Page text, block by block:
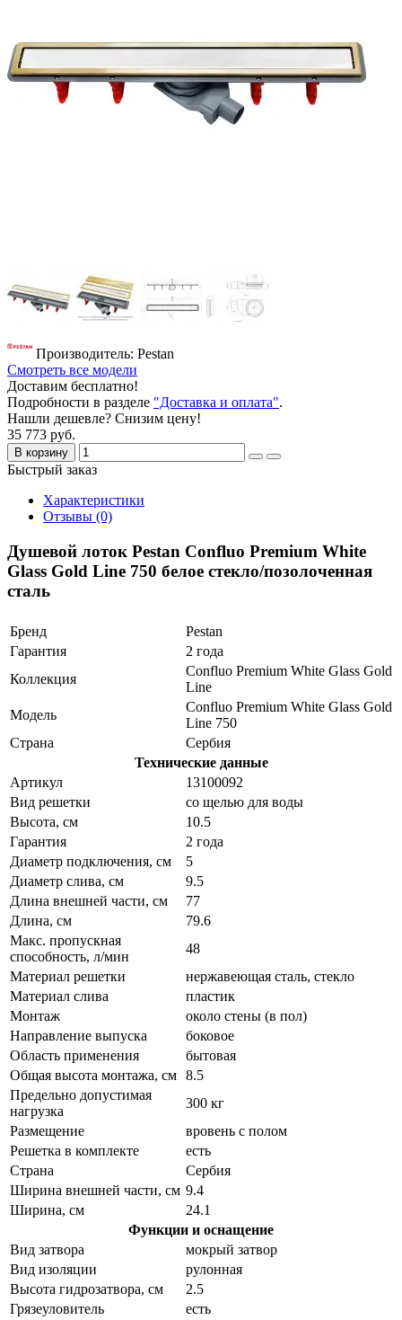
Производитель: Pestan
Смотреть все модели
Доставим бесплатно!
Подробности в разделе "Доставка и оплата".
Нашли дешевле? Снизим цену!
35 773 руб.
В корзину
Быстрый заказ
Характеристики
Отзывы (0)
Душевой лоток Pestan Confluo Premium White
Glass Gold Line 750 белое стекло/позолоченная
сталь
Бренд
Pestan
Гарантия
2 года
Коллекция
Confluo Premium White Glass Gold
Line
Модель
Confluo Premium White Glass Gold
Line 750
Страна
Сербия
Технические данные
Артикул
13100092
Вид решетки
со щелью для воды
Высота, см
10.5
Гарантия
2 года
Диаметр подключения, см
5
Диаметр слива, см
9.5
Длина внешней части, см
77
Длина, см
79.6
Макс. пропускная
способность, л/мин
48
Материал решетки
нержавеющая сталь, стекло
Материал слива
пластик
Монтаж
около стены (в пол)
Направление выпуска
боковое
Область применения
бытовая
Общая высота монтажа, см 8.5
Предельно допустимая
нагрузка
300 кг
Размещение
вровень с полом
Решетка в комплекте
есть
Страна
Сербия
Ширина внешней части, см 9.4
Ширина, см
24.1
Функции и оснащение
Вид затвора
мокрый затвор
Вид изоляции
рулонная
Высота гидрозатвора, см
2.5
Грязеуловитель
есть